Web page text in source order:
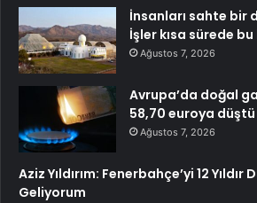
İnsanları sahte bir
İşler kısa sürede
Ağustos 7, 2026
Avrupa’da doğal
58,70 euroya düştü
Ağustos 7, 2026
Aziz Yıldırım: Fenerbahçe’yi 12
Geliyorum